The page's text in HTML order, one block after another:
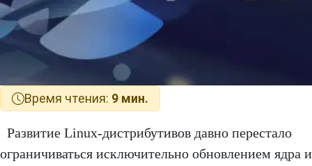
Время чтения: 9 мин.
Развитие Linux-дистрибутивов давно перестало
ограничиваться исключительно обновлением ядра и